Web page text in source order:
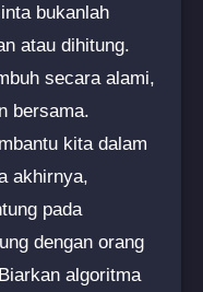
bukanlah
atau dihitung.
secara alami,
bersama.
kita dalam
akhirnya,
pada
dengan orang
algoritma